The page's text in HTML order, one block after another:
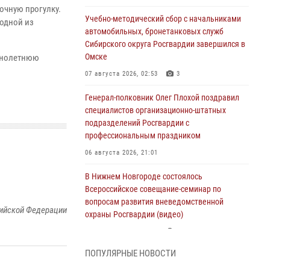
прогулку.
из
Федерации
Учебно-методический сбор с начальниками
автомобильных, бронетанковых служб
Сибирского округа Росгвардии завершился в
Омске
07 августа 2026, 02:53 3
Генерал-полковник Олег Плохой поздравил
специалистов организационно-штатных
подразделений Росгвардии с
профессиональным праздником
06 августа 2026, 21:01
В Нижнем Новгороде состоялось
Всероссийское совещание-семинар по
вопросам развития вневедомственной
охраны Росгвардии (видео)
В Брянске сотрудники и военнослужащие
ПОПУЛЯРНЫЕ НОВОСТИ